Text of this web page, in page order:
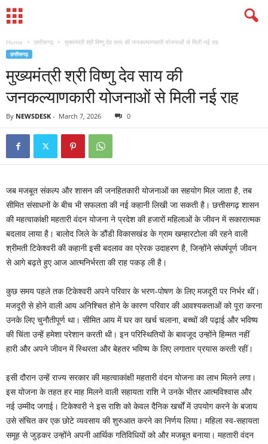
Home छत्तीसगढ़ मुख्यमंत्री श्री विष्णु देव साय की जनकल्याणकारी योजनाओं से मिली नई राह
छत्तीसगढ़
मुख्यमंत्री श्री विष्णु देव साय की
जनकल्याणकारी योजनाओं से मिली नई राह
By NEWSDESK - March 7, 2026 0
जब मजबूत संकल्प और शासन की जनहितकारी योजनाओं का सहयोग मिल जाता है, तब
सीमित संसाधनों के बीच भी सफलता की नई कहानी लिखी जा सकती है। छत्तीसगढ़ शासन
की महत्वाकांक्षी महतारी वंदन योजना ने प्रदेश की हजारों महिलाओं के जीवन में सकारात्मक
बदलाव लाया है। बालोद जिले के डौंडी विकासखंड के ग्राम खम्हारटोला की रहने वाली
श्रीमती टिकेश्वरी की कहानी इसी बदलाव का प्रेरक उदाहरण है, जिन्होंने संघर्षपूर्ण जीवन
से आगे बढ़ते हुए आज आत्मनिर्भरता की राह पकड़ ली है।
कुछ समय पहले तक टिकेश्वरी अपने परिवार के भरण-पोषण के लिए मजदूरी पर निर्भर थीं।
मजदूरी से होने वाली आय अनिश्चित होने के कारण परिवार की आवश्यकताओं को पूरा करना
उनके लिए चुनौतीपूर्ण था। सीमित आय में घर का खर्च चलाना, बच्चों की पढ़ाई और भविष्य
की चिंता उन्हें हमेशा परेशान करती थी। इन परिस्थितियों के बावजूद उन्होंने हिम्मत नहीं
हारी और अपने जीवन में स्थिरता और बेहतर भविष्य के लिए लगातार प्रयास करती रहीं।
इसी दौरान उन्हें राज्य सरकार की महत्वाकांक्षी महतारी वंदन योजना का लाभ मिलने लगा।
इस योजना के तहत हर माह मिलने वाली सहायता राशि ने उनके भीतर आत्मविश्वास और
नई उम्मीद जगाई। टिकेश्वरी ने इस राशि को केवल दैनिक खर्चों में उपयोग करने के बजाय
उसे संचित कर एक छोटे व्यवसाय की शुरुआत करने का निर्णय लिया। महिला स्व-सहायता
समूह से जुड़कर उन्होंने अपनी आर्थिक गतिविधियों को और मजबूत बनाया। महतारी वंदन